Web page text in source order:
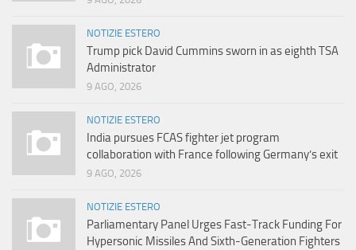
NOTIZIE ESTERO
Trump pick David Cummins sworn in as eighth TSA
Administrator
9 AGO, 2026
NOTIZIE ESTERO
India pursues FCAS fighter jet program
collaboration with France following Germany’s exit
9 AGO, 2026
NOTIZIE ESTERO
Parliamentary Panel Urges Fast-Track Funding For
Hypersonic Missiles And Sixth-Generation Fighters